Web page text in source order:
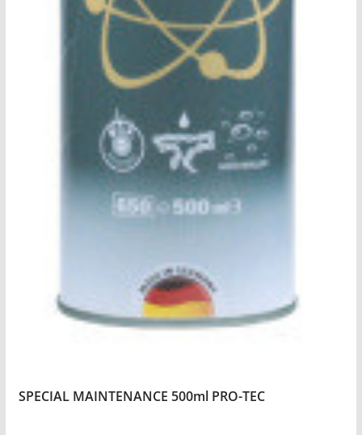
SPECIAL MAINTENANCE 500ml PRO-TEC